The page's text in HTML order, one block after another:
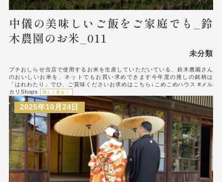
中儀の美味しいご飯をご家庭でも_鈴
木農園のお米_011
未分類
プチおしらせ当店で使用するお米を生産していただいている、鈴木農園さん
のおいしいお米を、ネットでもお買い求めできます今年度の推しの銘柄は
「はれわたり」でひ、ご賞味くださいお求めはこちら↓こめこめハウス #メル
カリShops
詳しく見る
2025年10月24日